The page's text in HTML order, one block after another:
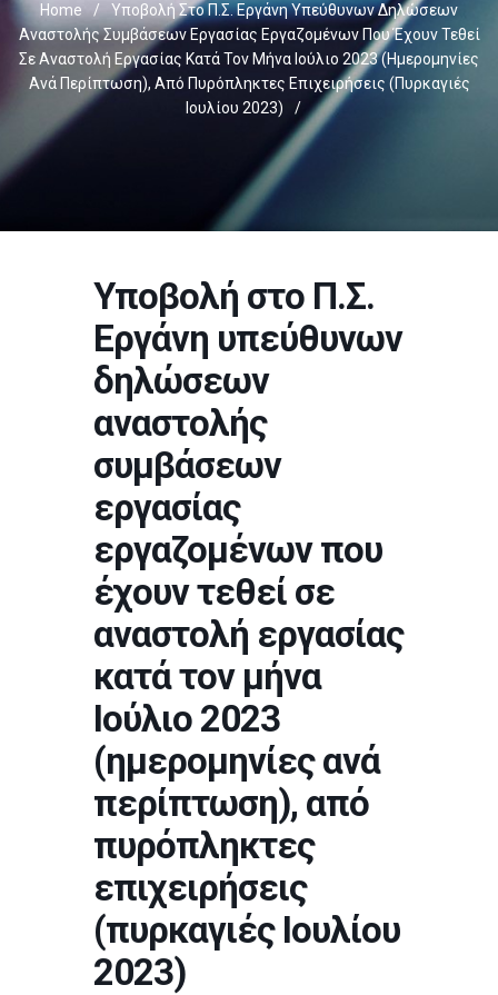
Home /
Υποβολή Στο Π.Σ. Εργάνη Υπεύθυνων Δηλώσεων
Αναστολής Συμβάσεων Εργασίας Εργαζομένων Που Έχουν Τεθεί
Σε Αναστολή Εργασίας Κατά Τον Μήνα Ιούλιο 2023 (ημερομηνίες
Ανά Περίπτωση), Από Πυρόπληκτες Επιχειρήσεις (πυρκαγιές
Ιουλίου 2023)
/
Υποβολή στο Π.Σ.
Εργάνη υπεύθυνων
δηλώσεων
αναστολής
συμβάσεων
εργασίας
εργαζομένων που
έχουν τεθεί σε
αναστολή εργασίας
κατά τον μήνα
Ιούλιο 2023
(ημερομηνίες ανά
περίπτωση), από
πυρόπληκτες
επιχειρήσεις
(πυρκαγιές Ιουλίου
2023)